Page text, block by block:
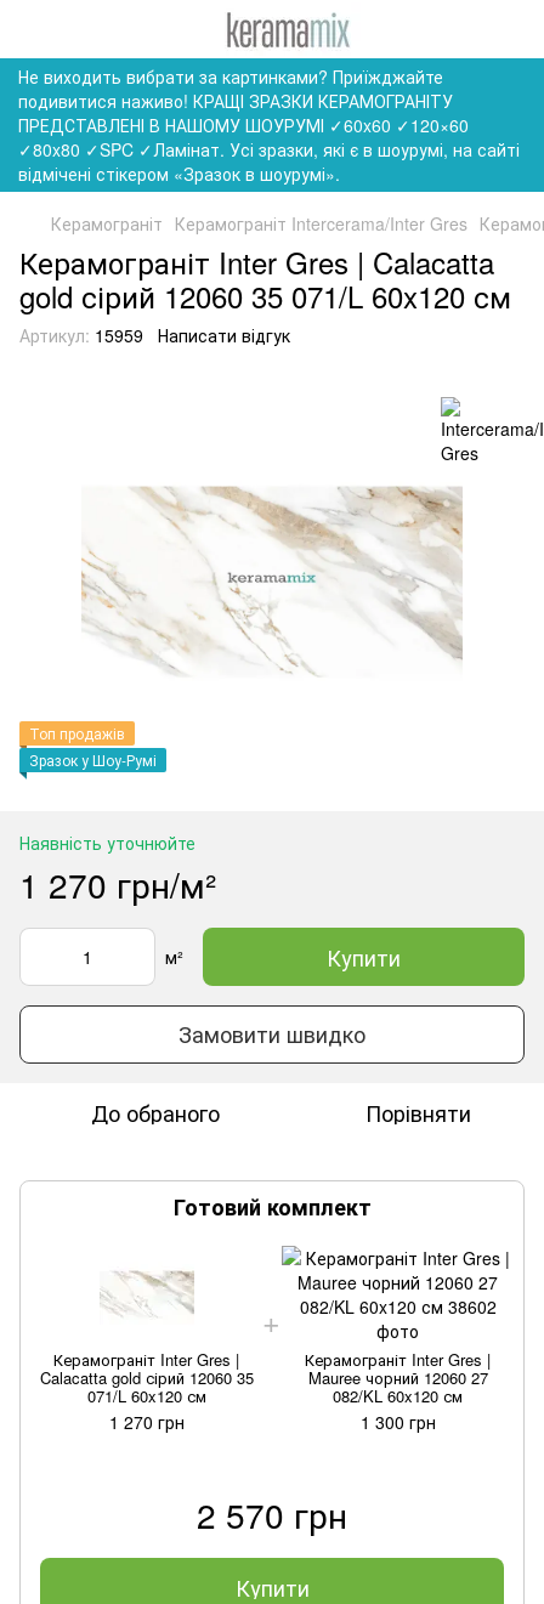
Не виходить вибрати за картинками? Приїжджайте
подивитися наживо! КРАЩІ ЗРАЗКИ КЕРАМОГРАНІТУ
ПРЕДСТАВЛЕНІ В НАШОМУ ШОУРУМІ ✓60x60 ✓120×60
✓80x80 ✓SPC ✓Ламінат. Усі зразки, які є в шоурумі, на сайті
відмічені стікером «Зразок в шоурумі».
Керамограніт Керамограніт Intercerama/Inter Gres
Керамограніт Inter Gres | Calacatta
gold сірий 12060 35 071/L 60x120 см
Артикул: 15959 Написати відгук
Топ продажів
Зразок у Шоу-Румі
Наявність уточнюйте
1 270 грн/м²
м² Купити
Замовити швидко
До обраного Порівняти
Готовий комплект
Керамограніт Inter Gres |
Calacatta gold сірий 12060 35
071/L 60x120 см
1 270 грн
Керамограніт Inter Gres |
Mauree чорний 12060 27
082/KL 60x120 см
1 300 грн
2 570 грн
Купити